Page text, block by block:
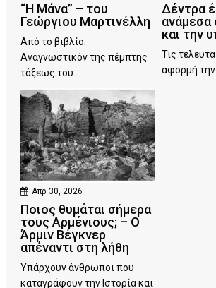
“Η Μάνα” – του
Γεώργιου Μαρτινέλλη
Από το βιβλίο:
Αναγνωστικόν της πέμπτης
τάξεως του...
Δέντρα
ανάμεσα
και την
Τις
αφορμή την
Απρ 30, 2026
Ποιος θυμάται σήμερα
τους Αρμένιους; – Ο
Άρμιν Βέγκνερ
απέναντι στη λήθη
Υπάρχουν άνθρωποι που
καταγράφουν την Ιστορία και